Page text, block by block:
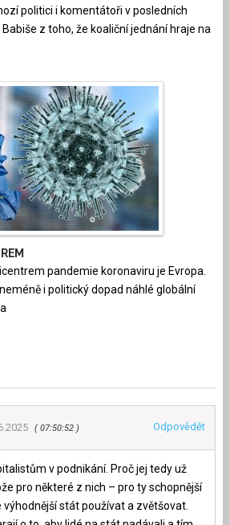
politici i komentátoři v posledních
z toho, že koaliční jednání hraje na
pandemie koronaviru je Evropa.
i politický dopad náhlé globální
07:50:52 Odpovědět
v podnikání. Proč jej tedy už
pro některé z nich – pro ty schopnější
výhodnější stát používat a zvětšovat.